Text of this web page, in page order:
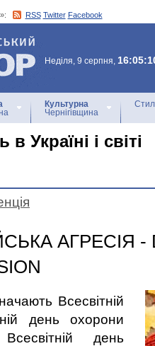
RSS Twitter Facebook
Неділя, 9 серпня,
Культурна
Чернігівщина
Україні і світі
АГРЕСІЯ -
Всесвітній
день охорони
день